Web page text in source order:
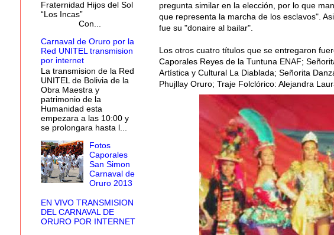
pregunta similar en la elección, por lo que
que representa la marcha de los esclavos".
fue su "donaire al bailar".
Los otros cuatro títulos que se entregaron
Caporales Reyes de la Tuntuna ENAF;
Artística y Cultural La Diablada; Señorita
Phujllay Oruro; Traje Folclórico: Alejandra
Fraternidad Hijos del Sol
“Los Incas”
Con...
Carnaval de Oruro por la
Red UNITEL transmision
por internet
La transmision de la Red
UNITEL de Bolivia de la
Obra Maestra y
patrimonio de la
Humanidad esta
empezara a las 10:00 y
se prolongara hasta l...
Fotos
Caporales
San Simon
Carnaval de
Oruro 2013
EN VIVO TRANSMISION
DEL CARNAVAL DE
ORURO POR INTERNET